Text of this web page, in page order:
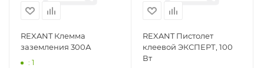
REXANT Клемма
заземления 300А
: 1
REXANT Пистолет
клеевой ЭКСПЕРТ, 100
Вт